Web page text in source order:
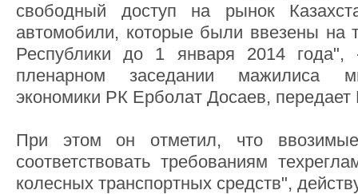
свободный доступ на рынок
автомобили, которые были ввезены на
Республики до 1 января 2014 года",
пленарном заседании мажилиса
экономики РК Ерболат Досаев, передает
При этом он отметил, что
соответствовать требованиям
колесных транспортных средств",